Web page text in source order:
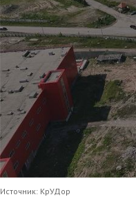
Источник: КрУДор